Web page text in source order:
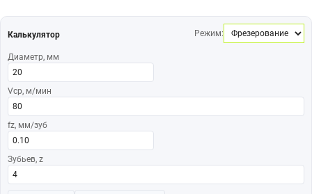
Калькулятор Режим:
Диаметр, мм
Vср, м/мин
fz, мм/зуб
Зубьев, z